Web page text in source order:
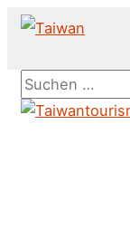
Zum
springenAbove
Header
Suchen …